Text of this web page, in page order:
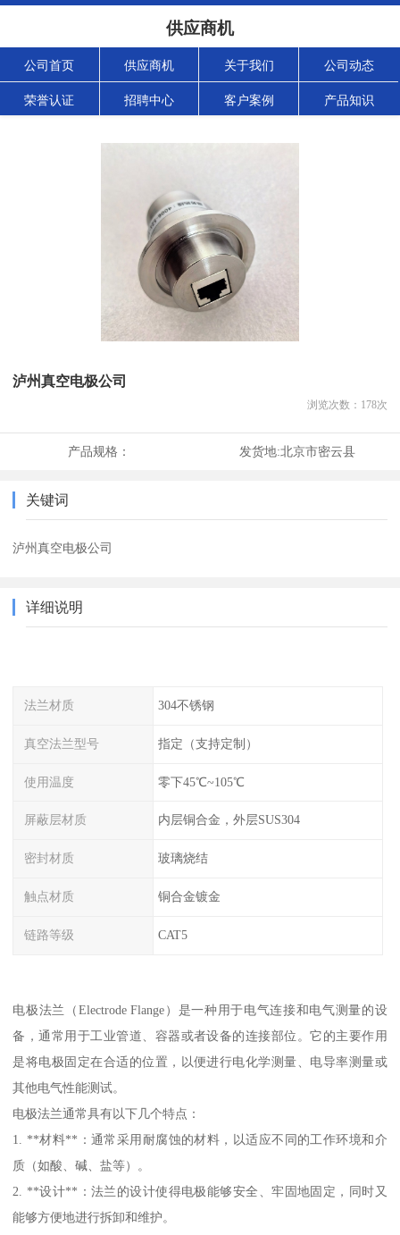
供应商机
公司首页 供应商机 关于我们 公司动态
荣誉认证 招聘中心 客户案例 产品知识
泸州真空电极公司
浏览次数： 178次
产品规格： 发货地:北京市密云县
关键词
泸州真空电极公司
详细说明
法兰材质 304不锈钢
真空法兰型号 指定（支持定制）
使用温度 零下45℃~105℃
屏蔽层材质 内层铜合金，外层SUS304
密封材质 玻璃烧结
触点材质 铜合金镀金
链路等级 CAT5
电极法兰（Electrode Flange）是一种用于电气连接和电气测量的设
备，通常用于工业管道、容器或者设备的连接部位。它的主要作用
是将电极固定在合适的位置，以便进行电化学测量、电导率测量或
其他电气性能测试。
电极法兰通常具有以下几个特点：
1. **材料**：通常采用耐腐蚀的材料，以适应不同的工作环境和介
质（如酸、碱、盐等）。
2. **设计**：法兰的设计使得电极能够安全、牢固地固定，同时又
能够方便地进行拆卸和维护。